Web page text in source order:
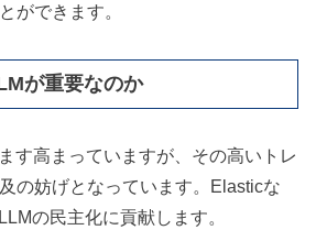
ができます。
が重要なのか
す高まっていますが、その高いトレ
の妨げとなっています。Elasticな
の民主化に貢献します。